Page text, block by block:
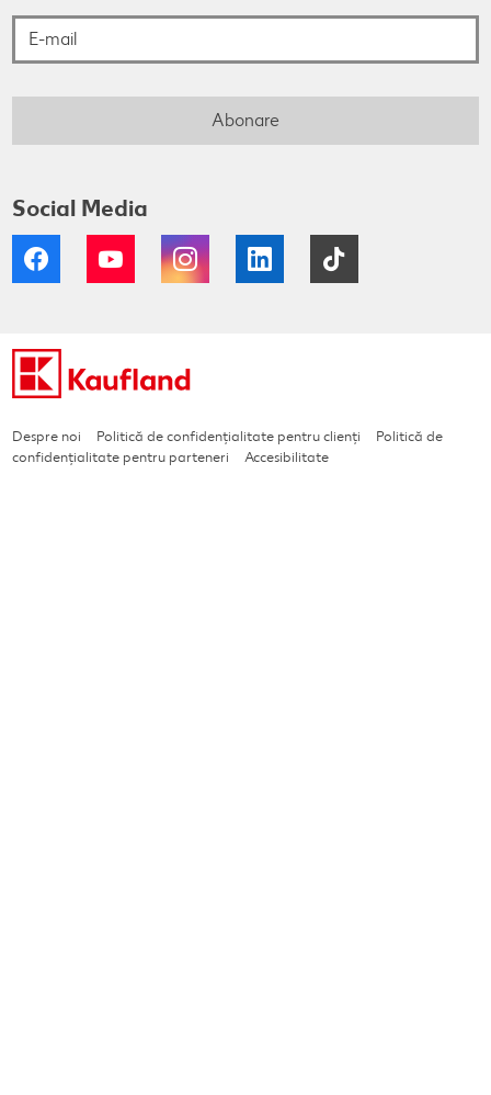
Abonare
Social Media
Facebook YouTube Instagram LinkedIn
Despre noi Politică de confidențialitate pentru clienți
Politică de
confidențialitate pentru parteneri
Accesibilitate